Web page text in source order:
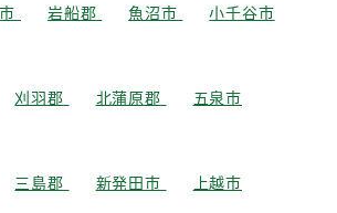
岩船郡 魚沼市 小千谷市
刈羽郡 北蒲原郡 五泉市
三島郡 新発田市 上越市